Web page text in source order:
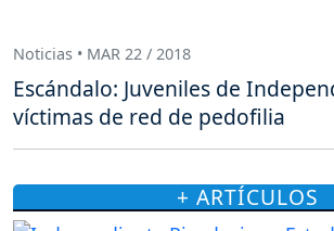
Noticias • MAR 22 / 2018
Escándalo: Juveniles de
víctimas de red de pedofilia
+ ARTÍCULOS